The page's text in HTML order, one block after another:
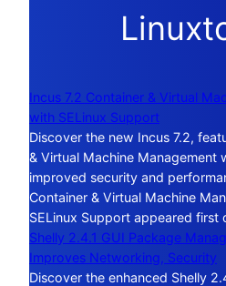
Incus 7.2 Container & Virtual
with SELinux Support
Discover the new Incus 7.2,
& Virtual Machine Management
improved security and
Container & Virtual Machine
SELinux Support appeared first
Shelly 2.4.1 GUI Package
Improves Networking, Security
Discover the enhanced Shelly